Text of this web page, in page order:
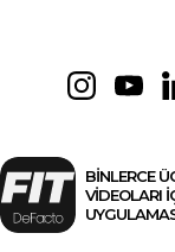
BİNLERCE
VİDEOLARI